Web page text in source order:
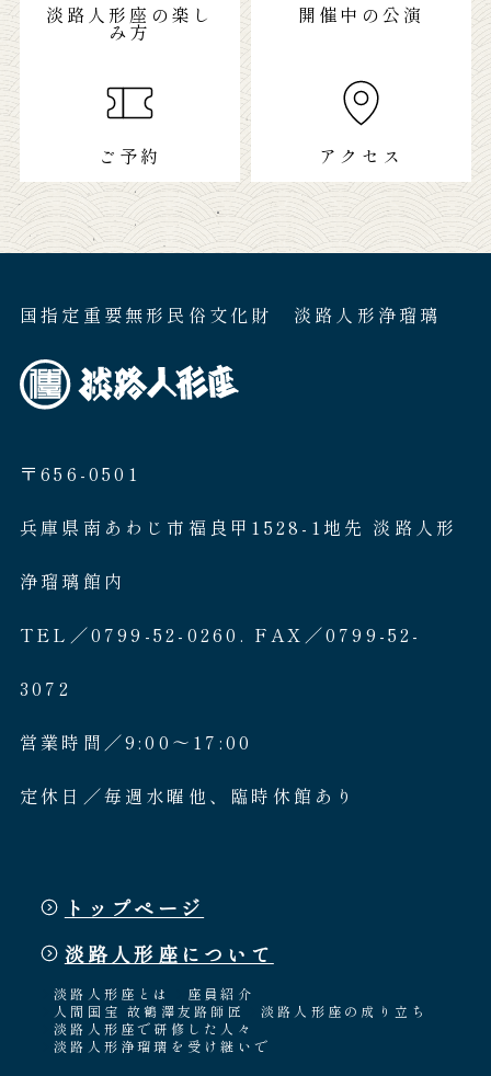
淡路人形座の楽し
み方
開催中の公演
ご予約 アクセス
国指定重要無形民俗文化財 淡路人形浄瑠璃
〒656-0501
兵庫県南あわじ市福良甲1528-1地先 淡路人形
浄瑠璃館内
TEL／0799-52-0260. FAX／0799-52-
3072
営業時間／9:00〜17:00
定休日／毎週水曜他、臨時休館あり
トップページ
淡路人形座について
淡路人形座とは
座員紹介
人間国宝 故鶴澤友路師匠
淡路人形座の成り立ち
淡路人形座で研修した人々
淡路人形浄瑠璃を受け継いで